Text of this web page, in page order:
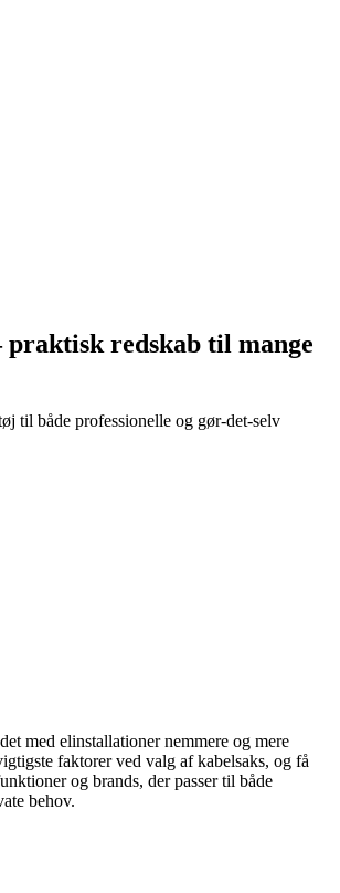
praktisk redskab til mange
til både professionelle og gør-det-selv
med elinstallationer nemmere og mere
faktorer ved valg af kabelsaks, og få
og brands, der passer til både
behov.